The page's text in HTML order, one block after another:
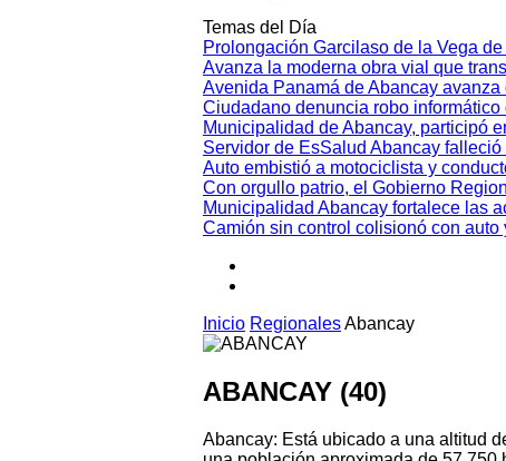
Temas del Día
Prolongación Garcilaso de la Vega
Avanza la moderna obra vial que
Avenida Panamá de Abancay
Ciudadano denuncia robo
Municipalidad de Abancay, participó
Servidor de EsSalud Abancay
Auto embistió a motociclista y
Con orgullo patrio, el Gobierno
Municipalidad Abancay fortalece las
Camión sin control colisionó con
Inicio RegionalesAbancay
ABANCAY (40)
Abancay: Está ubicado a una altitud